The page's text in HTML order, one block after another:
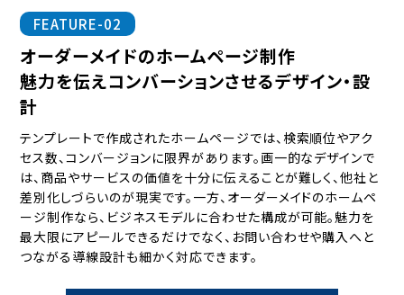
FEATURE-02
オーダーメイドのホームページ制作
魅力を伝えコンバーションさせるデザイン・設
計
テンプレートで作成されたホームページでは、検索順位やアク
セス数、コンバージョンに限界があります。画一的なデザインで
は、商品やサービスの価値を十分に伝えることが難しく、他社と
差別化しづらいのが現実です。 一方、オーダーメイドのホームペ
ージ制作なら、ビジネスモデルに合わせた構成が可能。魅力を
最大限にアピールできるだけでなく、お問い合わせや購入へと
つながる導線設計も細かく対応できます。